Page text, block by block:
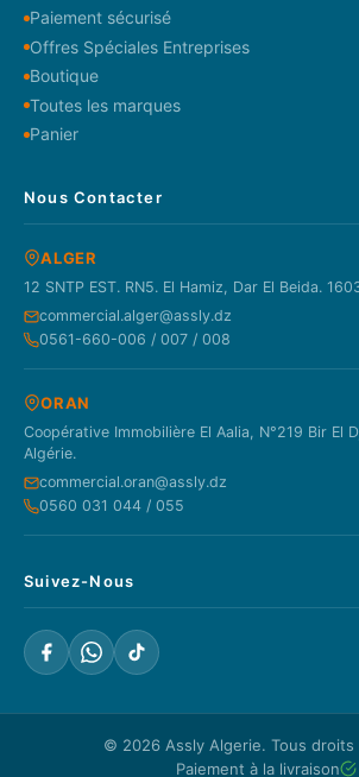
Paiement sécurisé
Offres Spéciales Entreprises
Boutique
Toutes les marques
Panier
Nous Contacter
ALGER
12 SNTP EST. RN5. El Hamiz, Dar El Beida.
commercial.alger@assly.dz
0561-660-006 / 007 / 008
ORAN
Coopérative Immobilière El Aalia, N°219 Bir El
Algérie.
commercial.oran@assly.dz
0560 031 044 / 055
Suivez-Nous
© 2026 Assly Algerie. Tous
Paiement à la livraison